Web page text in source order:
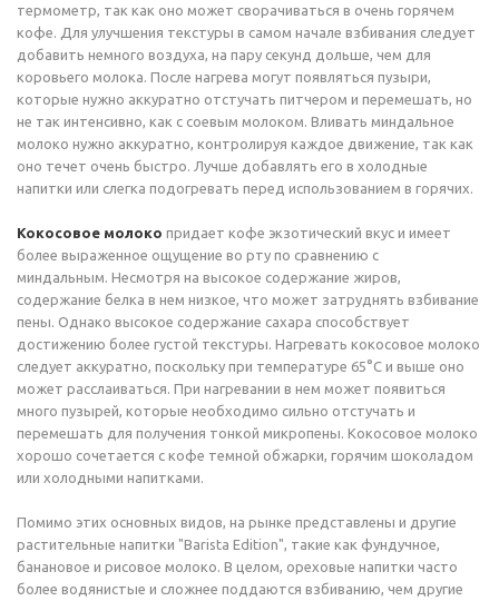
термометр, так как оно может сворачиваться в очень горячем
кофе. Для улучшения текстуры в самом начале взбивания следует
добавить немного воздуха, на пару секунд дольше, чем для
коровьего молока. После нагрева могут появляться пузыри,
которые нужно аккуратно отстучать питчером и перемешать, но
не так интенсивно, как с соевым молоком. Вливать миндальное
молоко нужно аккуратно, контролируя каждое движение, так как
оно течет очень быстро. Лучше добавлять его в холодные
напитки или слегка подогревать перед использованием в горячих.
Кокосовое молоко придает кофе экзотический вкус и имеет
более выраженное ощущение во рту по сравнению с
миндальным. Несмотря на высокое содержание жиров,
содержание белка в нем низкое, что может затруднять взбивание
пены. Однако высокое содержание сахара способствует
достижению более густой текстуры. Нагревать кокосовое молоко
следует аккуратно, поскольку при температуре 65°C и выше оно
может расслаиваться. При нагревании в нем может появиться
много пузырей, которые необходимо сильно отстучать и
перемешать для получения тонкой микропены. Кокосовое молоко
хорошо сочетается с кофе темной обжарки, горячим шоколадом
или холодными напитками.
Помимо этих основных видов, на рынке представлены и другие
растительные напитки "Barista Edition", такие как фундучное,
банановое и рисовое молоко. В целом, ореховые напитки часто
более водянистые и сложнее поддаются взбиванию, чем другие